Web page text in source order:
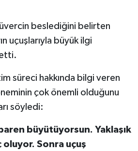
beslediğini belirten
uçuşlarıyla büyük ilgi
süreci hakkında bilgi veren
çok önemli olduğunu
söyledi:
büyütüyorsun. Yaklaşık
oluyor. Sonra uçuş